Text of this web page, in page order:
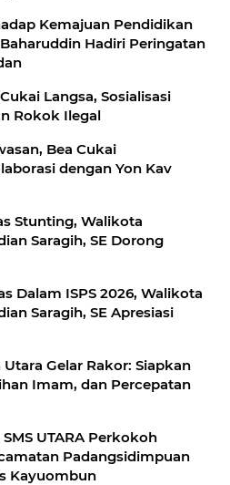
Kemajuan Pendidikan
Hadiri Peringatan
Langsa, Sosialisasi
Rokok Ilegal
Bea Cukai
dengan Yon Kav
Stunting, Walikota
Saragih, SE Dorong
Dalam ISPS 2026, Walikota
Saragih, SE Apresiasi
Gelar Rakor: Siapkan
Imam, dan Percepatan
UTARA Perkokoh
Padangsidimpuan
Kayuombun